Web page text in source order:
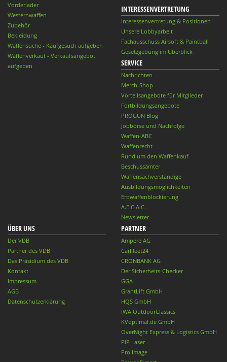
Vorderlader
Westernwaffen
Zubehör
Bekleidung
Waffensuche - Kaufgesuch aufgeben
Waffenverkauf - Verkaufsangebot
aufgeben
INTERESSENVERTRETUNG
Interessenvertretung & Positionen
Unsere Lobbyarbeit
Fachausschuss Airsoft & Paintball
Gesetzgebung im Überblick
SERVICE
Nachrichten
Merch-Shop
Vorteilsangebote für Mitglieder
Fortbildungsangebote
PROGUN Blog
Jobbörse und Nachfolge
Waffen-ABC
Waffenrecht
Rund um den Waffenkauf
Beschussämter
Waffensachverständige
Ausbildungsmöglichkeiten
Erbwaffenblockierung
A.E.C.A.C.
Newsletter
ÜBER UNS
Der VDB
Partner des VDB
Das Präsidium des VDB
Kontakt
Impressum
AGB
Datenschutzerklärung
PARTNER
Ampere AG
CarFleet24
CRONBANK AG
Der Sicherheits-Checker
GGA
GrantLift GmbH
HQS GmbH
IWA OutdoorClassics
KVoptimal.de GmbH
OverNight Express & Logistics GmbH
PiP Laser
Pro Image